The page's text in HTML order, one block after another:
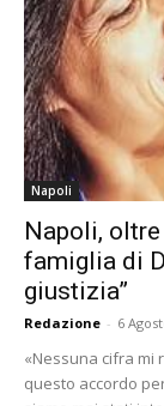
Napoli
Napoli,
famiglia di
giustizia”
Redazione - 6
«Nessuna cifra mi
questo accordo